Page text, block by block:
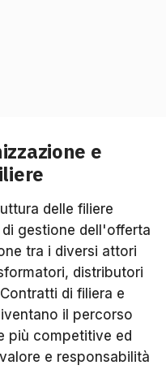
e
delle filiere
gestione dell'offerta
tra i diversi attori
distributori
di filiera e
il percorso
più competitive ed
e responsabilità